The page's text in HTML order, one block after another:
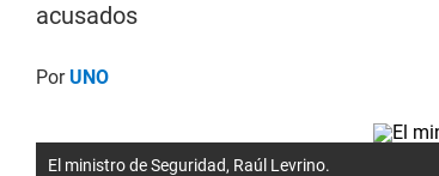
acusados
PorUNO
El ministro de Seguridad, Raúl Levrino.